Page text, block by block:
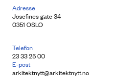
Adresse
Josefines gate 34
0351 OSLO
Telefon
23 33 25 00
E-post
arkitektnytt@arkitektnytt.no